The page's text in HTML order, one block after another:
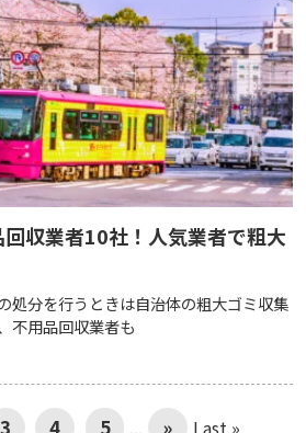
収業者10社！人気業者で粗大
処分を行うときは自治体の粗大ゴミ収集
不用品回収業者も
3 4 5 » Last »